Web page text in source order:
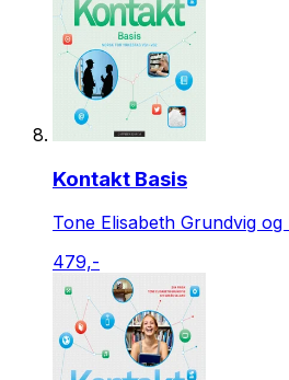
Kontakt Basis
Tone Elisabeth Grundvig
479,-